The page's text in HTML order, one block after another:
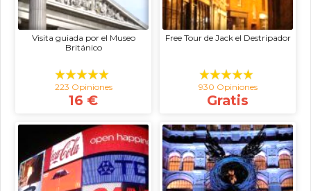
Visita guiada por el Museo
Británico
223 Opiniones
16 €
Free Tour de Jack el Destripador
930 Opiniones
Gratis